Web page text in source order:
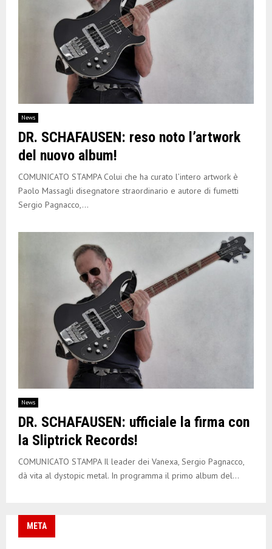
News
DR. SCHAFAUSEN: reso noto l’artwork
del nuovo album!
COMUNICATO STAMPA Colui che ha curato l’intero artwork è
Paolo Massagli disegnatore straordinario e autore di fumetti
Sergio Pagnacco,...
News
DR. SCHAFAUSEN: ufficiale la firma con
la Sliptrick Records!
COMUNICATO STAMPA Il leader dei Vanexa, Sergio Pagnacco,
dà vita al dystopic metal. In programma il primo album del...
META